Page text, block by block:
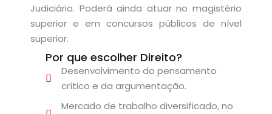
de Avaliação
Judiciário. Poderá ainda atuar no magistério
superior e em concursos públicos de nível
superior.
Por que escolher Direito?
Desenvolvimento do pensamento
crítico e da argumentação.
Mercado de trabalho diversificado, no